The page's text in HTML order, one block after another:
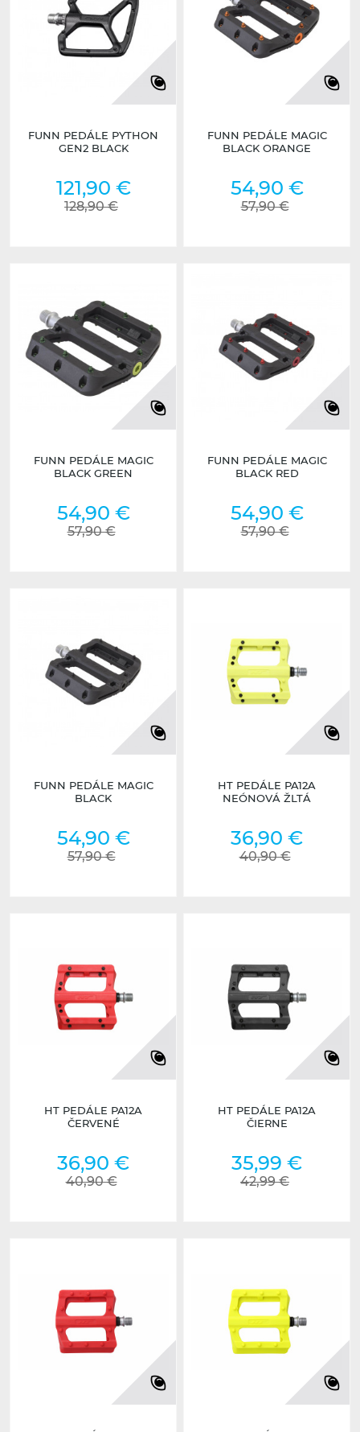
FUNN PEDÁLE PYTHON
GEN2 BLACK
121,90 €
128,90 €
FUNN PEDÁLE MAGIC
BLACK ORANGE
54,90 €
57,90 €
FUNN PEDÁLE MAGIC
BLACK GREEN
54,90 €
57,90 €
FUNN PEDÁLE MAGIC
BLACK RED
54,90 €
57,90 €
FUNN PEDÁLE MAGIC
BLACK
54,90 €
57,90 €
HT PEDÁLE PA12A
NEÓNOVÁ ŽLTÁ
36,90 €
40,90 €
HT PEDÁLE PA12A
ČERVENÉ
36,90 €
40,90 €
HT PEDÁLE PA12A
ČIERNE
35,99 €
42,99 €